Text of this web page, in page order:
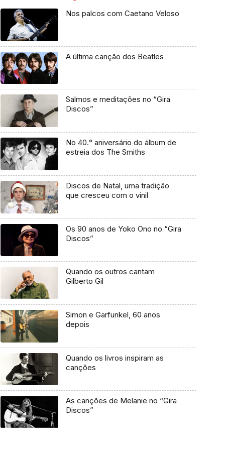
Nos palcos com Caetano Veloso
A última canção dos Beatles
Salmos e meditações no “Gira
Discos”
No 40.° aniversário do álbum de
estreia dos The Smiths
Discos de Natal, uma tradição
que cresceu com o vinil
Os 90 anos de Yoko Ono no “Gira
Discos”
Quando os outros cantam
Gilberto Gil
Simon e Garfunkel, 60 anos
depois
Quando os livros inspiram as
canções
As canções de Melanie no “Gira
Discos”